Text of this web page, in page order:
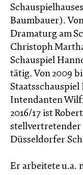
Baumbauer).
Dramaturg am
Christoph
Schauspiel
tätig. Von 2009
Staatsschauspiel
Intendanten
2016/17 ist
stellvertretender
Düsseldorfer
Er arbeitete u.a.